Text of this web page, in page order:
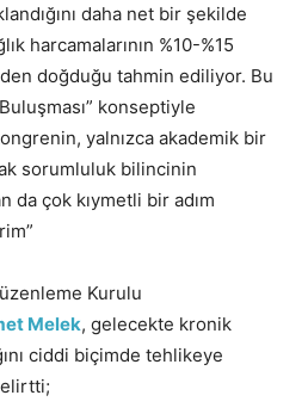
daha net bir şekilde
harcamalarının %10-%15
doğduğu tahmin ediliyor. Bu
konseptiyle
yalnızca akademik bir
sorumluluk bilincinin
da çok kıymetli bir adım
Kurulu
Melek, gelecekte kronik
ciddi biçimde tehlikeye